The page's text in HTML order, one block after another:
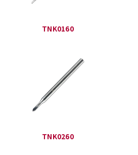
TNK0160
TNK0260